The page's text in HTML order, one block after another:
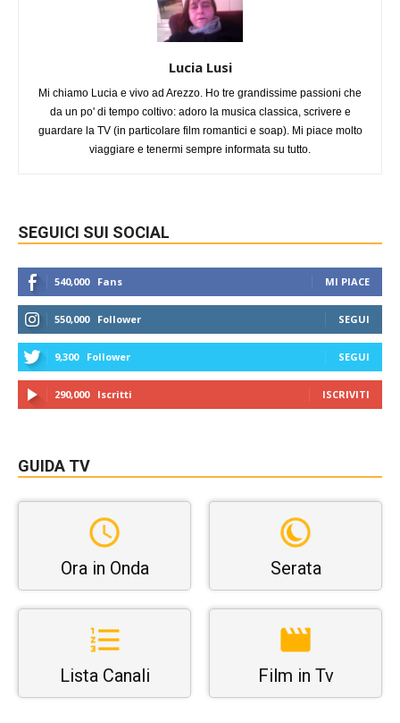
Lucia Lusi
Mi chiamo Lucia e vivo ad Arezzo. Ho tre grandissime passioni che
da un po' di tempo coltivo: adoro la musica classica, scrivere e
guardare la TV (in particolare film romantici e soap). Mi piace molto
viaggiare e tenermi sempre informata su tutto.
SEGUICI SUI SOCIAL
540,000 Fans MI PIACE
550,000 Follower SEGUI
9,300 Follower SEGUI
290,000 Iscritti ISCRIVITI
GUIDA TV
Ora in Onda Serata
Lista Canali Film in Tv